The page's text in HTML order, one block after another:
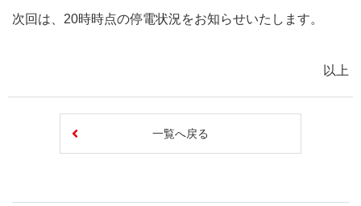
次回は、20時時点の停電状況をお知らせいたします。
以上
一覧へ戻る